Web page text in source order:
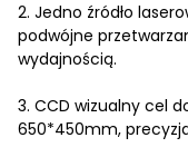
2. Jedno źródło
podwójne
wydajnością.
3. CCD wizualny cel
650*450mm,